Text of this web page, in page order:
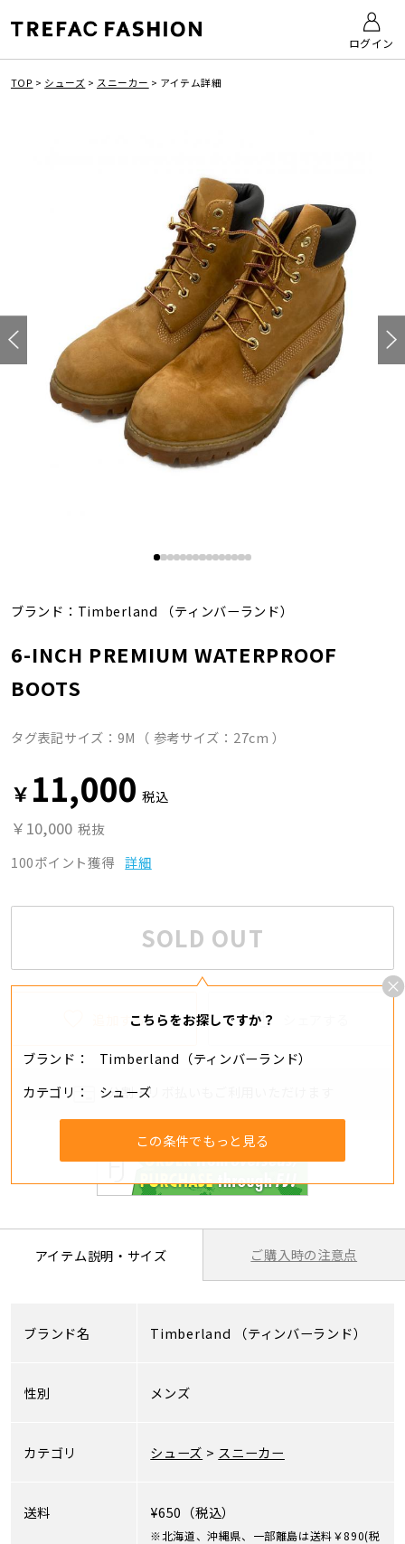
ログイン
TOP > シューズ > スニーカー > アイテム詳細
ブランド： Timberland （ティンバーランド）
6-INCH PREMIUM WATERPROOF
BOOTS
タグ表記サイズ：9M（ 参考サイズ：27cm ）
￥ 11,000 税込
￥10,000 税抜
100ポイント獲得 詳細
SOLD OUT
こちらをお探しですか？
ブランド
Timberland（ティンバーランド）
カテゴリ
シューズ
この条件でもっと見る
追加する
分割・リボ払いもご利用いただけます
アイテム説明・サイズ ご購入時の注意点
ブランド名 Timberland （ティンバーランド）
性別 メンズ
カテゴリ シューズ > スニーカー
送料 ¥650（税込）
※北海道、沖縄県、一部離島は送料￥890(税